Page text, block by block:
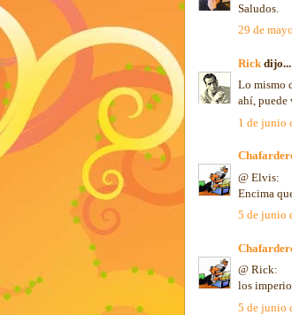
Saludos.
29 de
Rick dijo...
Lo mismo
ahí, puede
1 de junio
@ Elvis:
Encima
5 de junio
@ Rick:
los
5 de junio